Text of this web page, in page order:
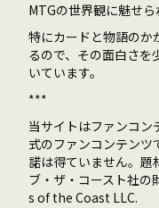
MTGの世界観に魅せら
特にカードと物語のか
るので、その面白さを
いています。
***
当サイトはファンコ
式のファンコンテンツ
諾は得ていません。題
ブ・ザ・コースト社
s of the Coast LLC.